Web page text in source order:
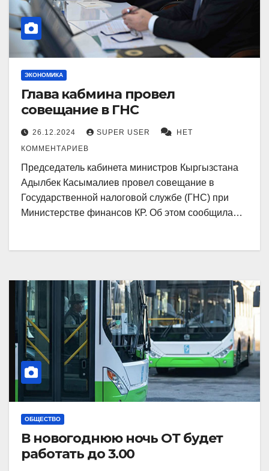
ЭКОНОМИКА
Глава кабмина провел
совещание в ГНС
26.12.2024 SUPER USER
НЕТ
КОММЕНТАРИЕВ
Председатель кабинета министров Кыргызстана
Адылбек Касымалиев провел совещание в
Государственной налоговой службе (ГНС) при
Министерстве финансов КР. Об этом сообщила…
ОБЩЕСТВО
В новогоднюю ночь ОТ будет
работать до 3.00